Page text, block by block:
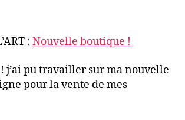
: Nouvelle boutique !
j’ai pu travailler sur ma nouvelle
pour la vente de mes